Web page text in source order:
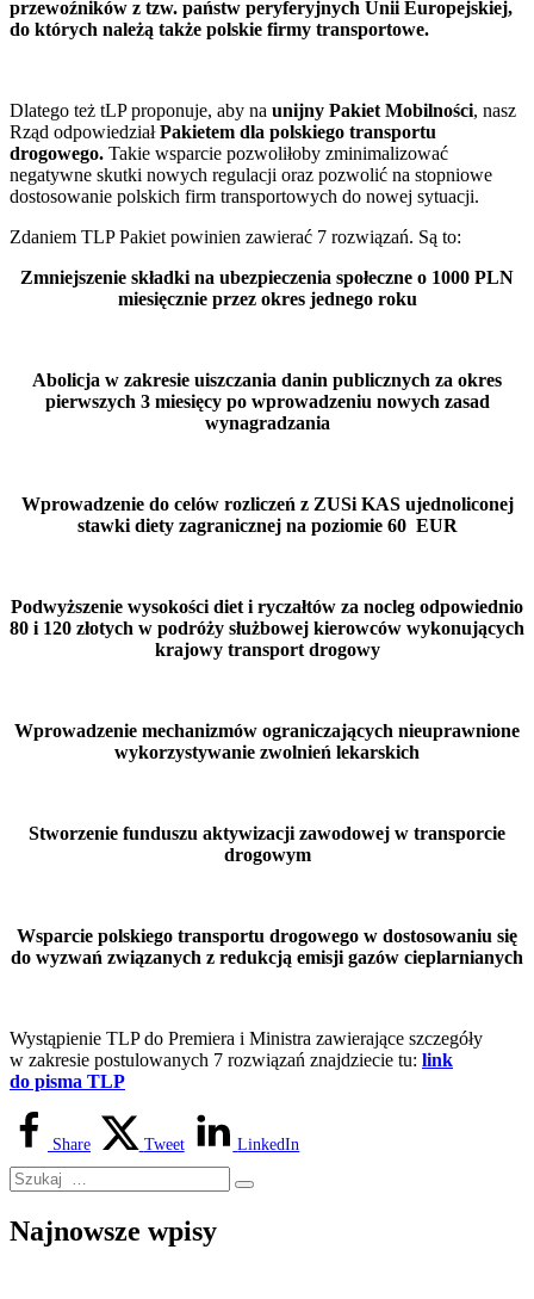
przewoźników z tzw. państw peryferyjnych Unii Europejskiej,
do których należą także polskie firmy transportowe.
Dlatego też tLP proponuje, aby na unijny Pakiet Mobilności, nasz
Rząd odpowiedziałPakietem dla polskiego transportu
drogowego. Takie wsparcie pozwoliłoby zminimalizować
negatywne skutki nowych regulacji oraz pozwolić na stopniowe
dostosowanie polskich firm transportowych do nowej sytuacji.
Zdaniem TLP Pakiet powinien zawierać 7 rozwiązań. Są to:
Zmniejszenie składki na ubezpieczenia społeczne o 1000 PLN
miesięcznie przez okres jednego roku
Abolicja w zakresie uiszczania danin publicznych za okres
pierwszych 3 miesięcy po wprowadzeniu nowych zasad
wynagradzania
Wprowadzenie do celów rozliczeń z ZUSi KAS ujednoliconej
stawki diety zagranicznej na poziomie 60 EUR
Podwyższenie wysokości diet i ryczałtów za nocleg odpowiednio
80 i 120 złotych w podróży służbowej kierowców wykonujących
krajowy transport drogowy
Wprowadzenie mechanizmów ograniczających nieuprawnione
wykorzystywanie zwolnień lekarskich
Stworzenie funduszu aktywizacji zawodowej w transporcie
drogowym
Wsparcie polskiego transportu drogowego w dostosowaniu się
do wyzwań związanych z redukcją emisji gazów cieplarnianych
Wystąpienie TLP do Premiera i Ministra zawierające szczegóły
w zakresie postulowanych 7 rozwiązań znajdziecie tu: link
do pisma TLP
Share Tweet LinkedIn
Najnowsze wpisy